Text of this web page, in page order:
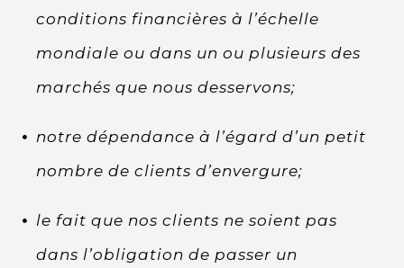
conditions financières à l’échelle
mondiale ou dans un ou plusieurs des
marchés que nous desservons;
notre dépendance à l’égard d’un petit
nombre de clients d’envergure;
le fait que nos clients ne soient pas
dans l’obligation de passer un